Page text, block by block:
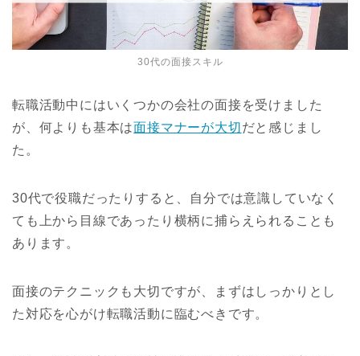
30代の面接スキル
転職活動中にはいくつかの会社の面接を受けました
が、何よりも基本は面接マナーが大切だと感じまし
た。
30代で役職だったりすると、自分では意識していなく
ても上から目線であったり横柄に捕らえられることも
あります。
面接のテクニックも大切ですが、まずはしっかりとし
た対応を心がけ転職活動に臨むべきです。